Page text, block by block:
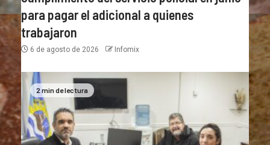
para pagar el adicional a quienes
trabajaron
6 de agosto de 2026 Infomix
2 min de lectura